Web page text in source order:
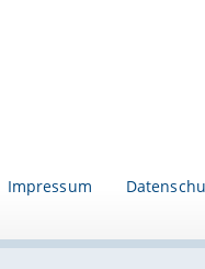
Impressum